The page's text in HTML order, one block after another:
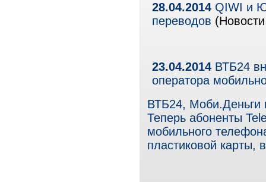
28.04.2014 QIWI и
переводов
23.04.2014 ВТБ24
оператора
ВТБ24, Моби.Деньги
Теперь абоненты
мобильного
пластиковой